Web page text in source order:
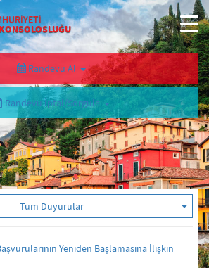
Randevu Al
Randevu İptal/Sorgula
Tüm Duyurular
Yeniden Başlamasına İlişkin